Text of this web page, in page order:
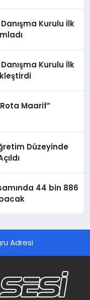
Kurulu İlk
Kurulu İlk
Maarif”
Düzeyinde
44 bin 886
Adresi